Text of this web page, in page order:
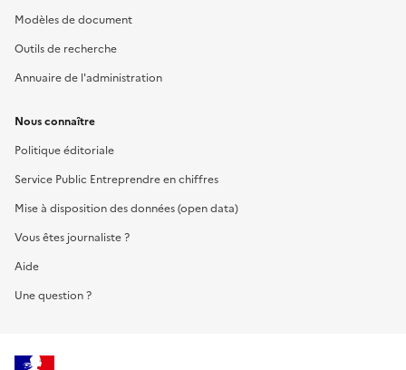
Modèles de document
Outils de recherche
Annuaire de l'administration
Nous connaître
Politique éditoriale
Service Public Entreprendre en chiffres
Mise à disposition des données (open data)
Vous êtes journaliste ?
Aide
Une question ?